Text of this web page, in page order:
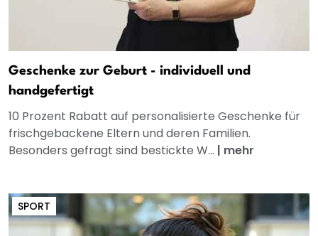
Geschenke zur Geburt - individuell und
handgefertigt
10 Prozent Rabatt auf personalisierte Geschenke für
frischgebackene Eltern und deren Familien.
Besonders gefragt sind bestickte W... | mehr
SPORT